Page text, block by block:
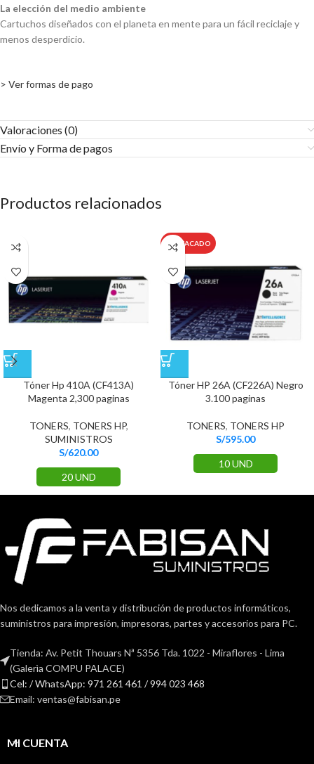
La elección del medio ambiente
Cartuchos diseñados con el planeta en mente para un fácil reciclaje y
menos desperdicio.
> Ver formas de pago
Valoraciones (0)
Envío y Forma de pagos​
Productos relacionados
Tóner Hp 410A (CF413A)
Magenta 2,300 paginas
TONERS, TONERS HP,
SUMINISTROS
S/620.00
20 UND
DESTACADO
Tóner HP 26A (CF226A) Negro
3.100 paginas
TONERS, TONERS HP
S/595.00
10 UND
Nos dedicamos a la venta y distribución de productos informáticos,
suministros para impresión, impresoras, partes y accesorios para PC.
Tienda: Av. Petit Thouars Nª 5356 Tda. 1022 - Miraflores - Lima
(Galerìa COMPU PALACE)
Cel: / WhatsApp: 971 261 461 / 994 023 468
Email: ventas@fabisan.pe
MI CUENTA